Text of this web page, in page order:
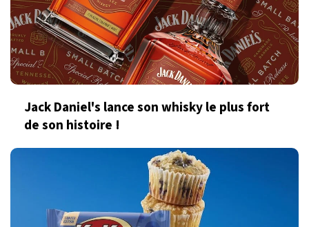
Jack Daniel's lance son whisky le plus fort
de son histoire !